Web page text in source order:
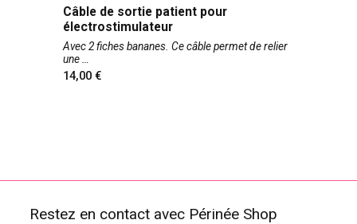
Câble de sortie patient pour
électrostimulateur
Avec 2 fiches bananes. Ce câble permet de relier
une
14,00
Restez en contact avec Périnée Shop